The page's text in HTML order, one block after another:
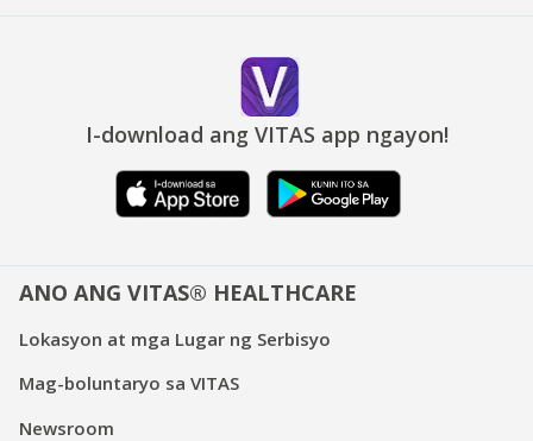
I-download ang VITAS app ngayon!
ANO ANG VITAS® HEALTHCARE
Lokasyon at mga Lugar ng Serbisyo
Mag-boluntaryo sa VITAS
Newsroom